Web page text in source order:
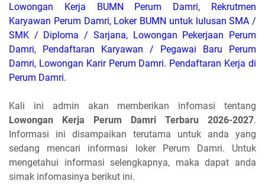
Lowongan Kerja BUMN Perum Damri, Rekrutmen
Karyawan Perum Damri, Loker BUMN untuk lulusan SMA /
SMK / Diploma / Sarjana, Lowongan Pekerjaan Perum
Damri, Pendaftaran Karyawan / Pegawai Baru Perum
Damri, Lowongan Karir Perum Damri. Pendaftaran Kerja di
Perum Damri.
Kali ini admin akan memberikan infomasi tentang
Lowongan Kerja Perum Damri Terbaru 2026-2027.
Informasi ini disampaikan terutama untuk anda yang
sedang mencari informasi loker Perum Damri. Untuk
mengetahui informasi selengkapnya, maka dapat anda
simak infomasinya berikut ini.